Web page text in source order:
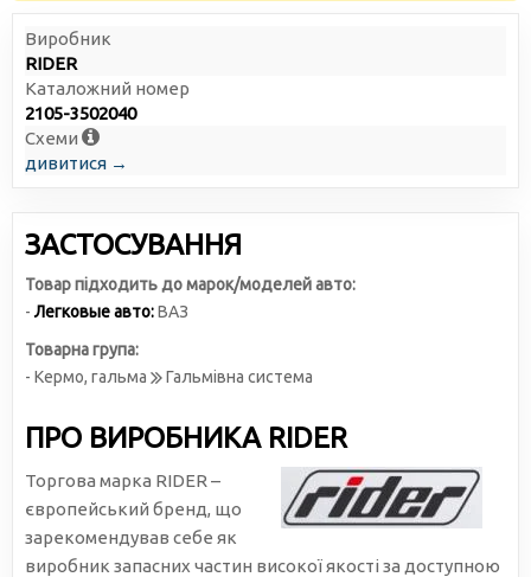
Виробник
RIDER
Каталожний номер
2105-3502040
Схеми
дивитися →
ЗАСТОСУВАННЯ
Товар підходить до марок/моделей авто:
-Легковые авто:ВАЗ
Товарна група:
- Кермо, гальма
Гальмівна система
ПРО ВИРОБНИКА RIDER
Торгова марка RIDER –
європейський бренд, що
зарекомендував себе як
виробник запасних частин високої якості за доступною